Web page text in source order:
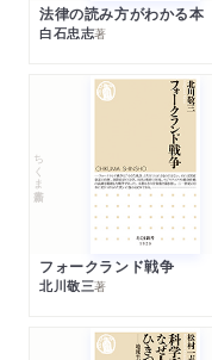
法律の読み方がわかる本
白石忠志著
ちくま新書
フォークランド戦争
北川敬三著